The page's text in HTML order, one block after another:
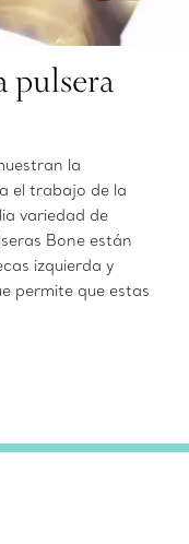
pulsera
la
el trabajo de la
variedad de
Bone están
izquierda y
permite que estas